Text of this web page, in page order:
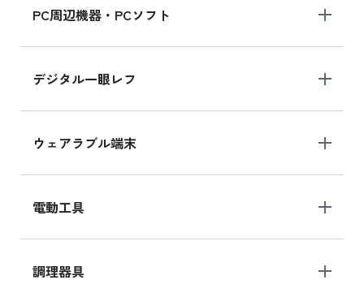
PC周辺機器・PCソフト
デジタル一眼レフ
ウェアラブル端末
電動工具
調理器具